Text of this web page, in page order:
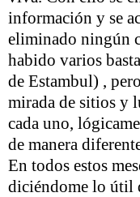
información y se
eliminado ningún
habido varios
de Estambul) ,
mirada de sitios y
cada uno,
de manera
En todos estos
diciéndome lo útil